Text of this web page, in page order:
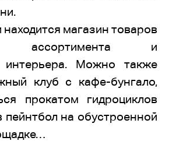
магазин товаров
ассортимента и
интерьера. Можно также
клуб с кафе-бунгало,
прокатом гидроциклов
пейнтбол на обустроенной